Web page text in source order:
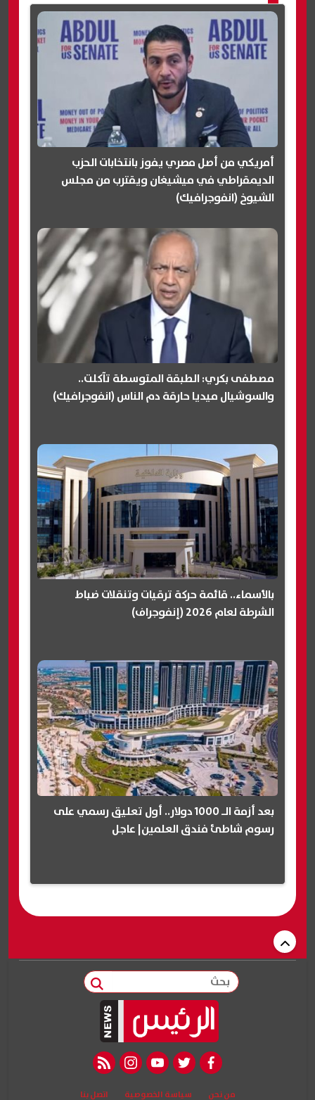
أمريكي من أصل مصري يفوز بانتخابات الحزب
الديمقراطي في ميشيغان ويقترب من مجلس
الشيوخ (انفوجرافيك)
مصطفى بكري: الطبقة المتوسطة تآكلت..
والسوشيال ميديا حارقة دم الناس (انفوجرافيك)
بالأسماء.. قائمة حركة ترقيات وتنقلات ضباط
الشرطة لعام 2026 (إنفوجراف)
بعد أزمة الـ 1000 دولار.. أول تعليق رسمي على
رسوم شاطئ فندق العلمين| عاجل
بحث
facebook
twitter
youtube
instagram
rss feed
من نحن سياسة الخصوصية اتصل بنا